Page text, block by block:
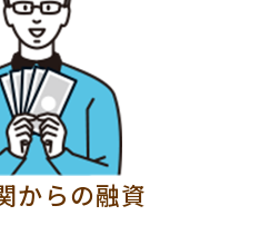
からの融資